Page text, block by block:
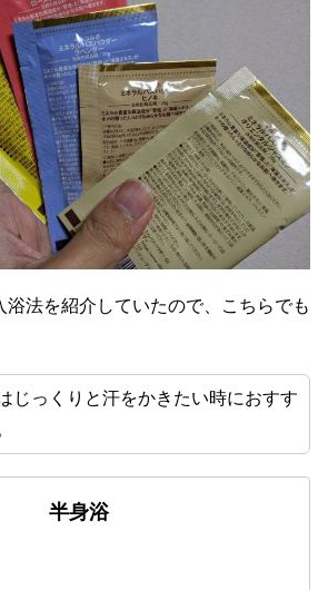
浴法を紹介していたので、こちらでも
じっくりと汗をかきたい時におすす
半身浴